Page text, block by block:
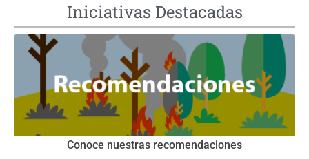
Iniciativas Destacadas
Conoce nuestras recomendaciones